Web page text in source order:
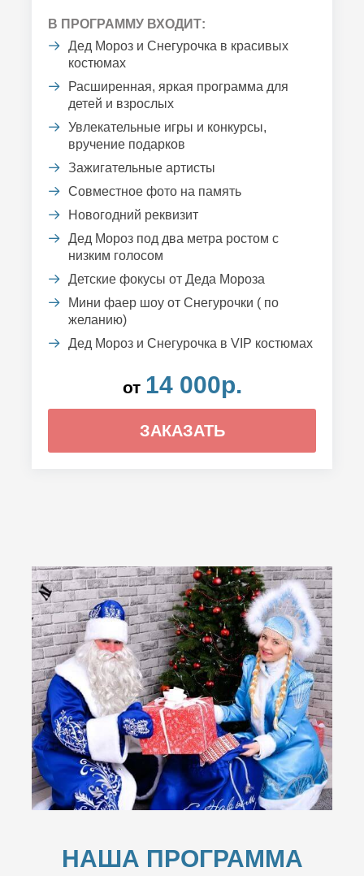
В ПРОГРАММУ ВХОДИТ:
Дед Мороз и Снегурочка в красивых
костюмах
Расширенная, яркая программа для
детей и взрослых
Увлекательные игры и конкурсы,
вручение подарков
Зажигательные артисты
Совместное фото на память
Новогодний реквизит
Дед Мороз под два метра ростом с
низким голосом
Детские фокусы от Деда Мороза
Мини фаер шоу от Снегурочки ( по
желанию)
Дед Мороз и Снегурочка в VIP костюмах
от 14 000р.
ЗАКАЗАТЬ
НАША ПРОГРАММА